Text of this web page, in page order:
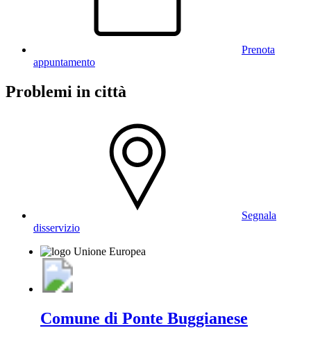
Prenota
appuntamento
Problemi in città
Segnala
disservizio
Comune di Ponte Buggianese